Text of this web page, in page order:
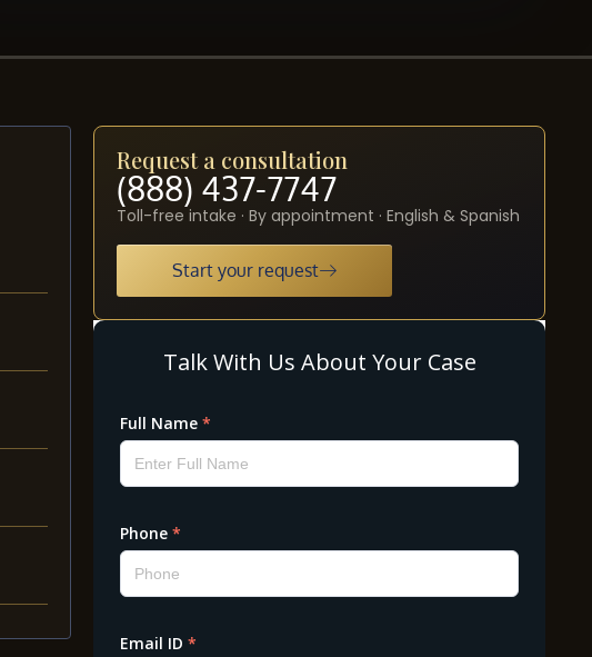
Request a consultation
(888) 437-7747
Toll-free intake · By appointment · English & Spanish
Start your request